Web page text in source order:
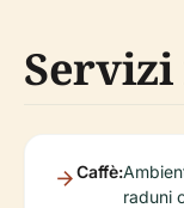
Caffè:
raduni